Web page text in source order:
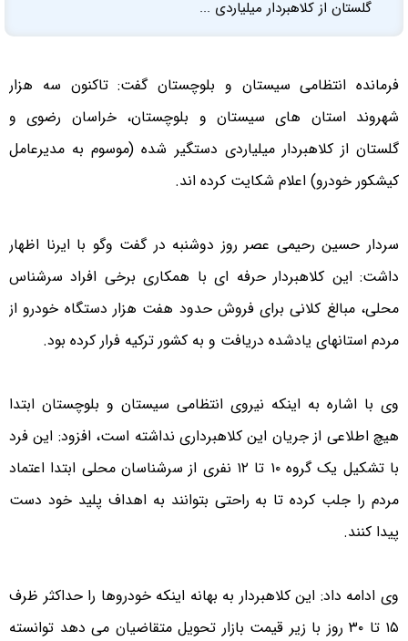
گلستان از کلاهبردار میلیاردی ...
فرمانده انتظامی سیستان و بلوچستان گفت: تاکنون سه هزار
شهروند استان های سیستان و بلوچستان، خراسان رضوی و
گلستان از کلاهبردار میلیاردی دستگیر شده (موسوم به مدیرعامل
کیشکور خودرو) اعلام شکایت کرده اند.
سردار حسین رحیمی عصر روز دوشنبه در گفت وگو با ایرنا اظهار
داشت: این کلاهبردار حرفه ای با همکاری برخی افراد سرشناس
محلی، مبالغ کلانی برای فروش حدود هفت هزار دستگاه خودرو از
مردم استانهای یادشده دریافت و به کشور ترکیه فرار کرده بود.
وی با اشاره به اینکه نیروی انتظامی سیستان و بلوچستان ابتدا
هیچ اطلاعی از جریان این کلاهبرداری نداشته است، افزود: این فرد
با تشکیل یک گروه ۱۰ تا ۱۲ نفری از سرشناسان محلی ابتدا اعتماد
مردم را جلب کرده تا به راحتی بتوانند به اهداف پلید خود دست
پیدا کنند.
وی ادامه داد: این کلاهبردار به بهانه اینکه خودروها را حداکثر ظرف
۱۵ تا ۳۰ روز با زیر قیمت بازار تحویل متقاضیان می دهد توانسته